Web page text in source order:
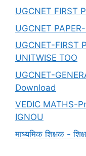
UGCNET FIRST
UGCNET
UGCNET-FIRST
UNITWISE TOO
UGCNET-
Download
VEDIC MATHS-
IGNOU
माध्यमिक शिक्षक -